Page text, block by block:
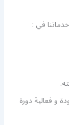
في :
و فعالية دورة